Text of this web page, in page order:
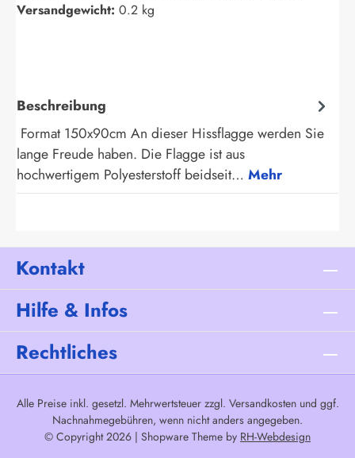
Versandgewicht: 0.2 kg
Beschreibung
Format 150x90cm An dieser Hissflagge werden Sie
lange Freude haben. Die Flagge ist aus
hochwertigem Polyesterstoff beidseit… Mehr
Kontakt
Hilfe & Infos
Rechtliches
Alle Preise inkl. gesetzl. Mehrwertsteuer zzgl. Versandkostenund ggf.
Nachnahmegebühren, wenn nicht anders angegeben.
© Copyright 2026 | Shopware Theme by RH-Webdesign